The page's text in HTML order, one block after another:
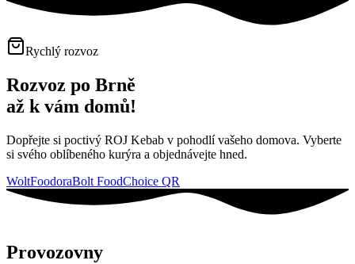
Rychlý rozvoz
Rozvoz po Brně
až k vám domů!
Dopřejte si poctivý ROJ Kebab v pohodlí vašeho domova. Vyberte
si svého oblíbeného kurýra a objednávejte hned.
WoltFoodoraBolt FoodChoice QR
Provozovny